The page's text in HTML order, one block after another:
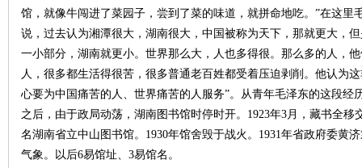
馆，就像牛闯进了菜园子，尝到了菜的味道，就拼命地吃。”在这里
说，过去认为湘潭很大，湖南很大，中国被称为天下，那就更大，
一小部分，湖南就更小。世界那么大，人也多得很。那么多的人，
人，很多都生活得很苦，很多普通老百姓都受着压迫剥削。他认为
心要为中国痛苦的人、世界痛苦的人服务”。从青年毛泽东的这段经
之后，由于政局动荡，湖南图书馆时停时开。1923年3月，藏书全
名湖南省立中山图书馆。1930年馆舍毁于战火。1931年省政府委黄
气象。以后6易馆址、3易馆名。